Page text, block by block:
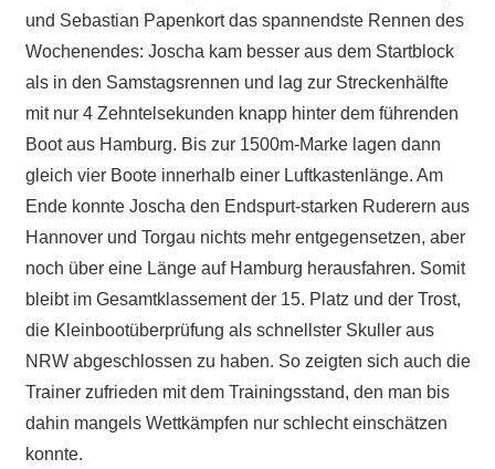
und Sebastian Papenkort das spannendste Rennen des
Wochenendes: Joscha kam besser aus dem Startblock
als in den Samstagsrennen und lag zur Streckenhälfte
mit nur 4 Zehntelsekunden knapp hinter dem führenden
Boot aus Hamburg. Bis zur 1500m-Marke lagen dann
gleich vier Boote innerhalb einer Luftkastenlänge. Am
Ende konnte Joscha den Endspurt-starken Ruderern aus
Hannover und Torgau nichts mehr entgegensetzen, aber
noch über eine Länge auf Hamburg herausfahren. Somit
bleibt im Gesamtklassement der 15. Platz und der Trost,
die Kleinbootüberprüfung als schnellster Skuller aus
NRW abgeschlossen zu haben. So zeigten sich auch die
Trainer zufrieden mit dem Trainingsstand, den man bis
dahin mangels Wettkämpfen nur schlecht einschätzen
konnte.